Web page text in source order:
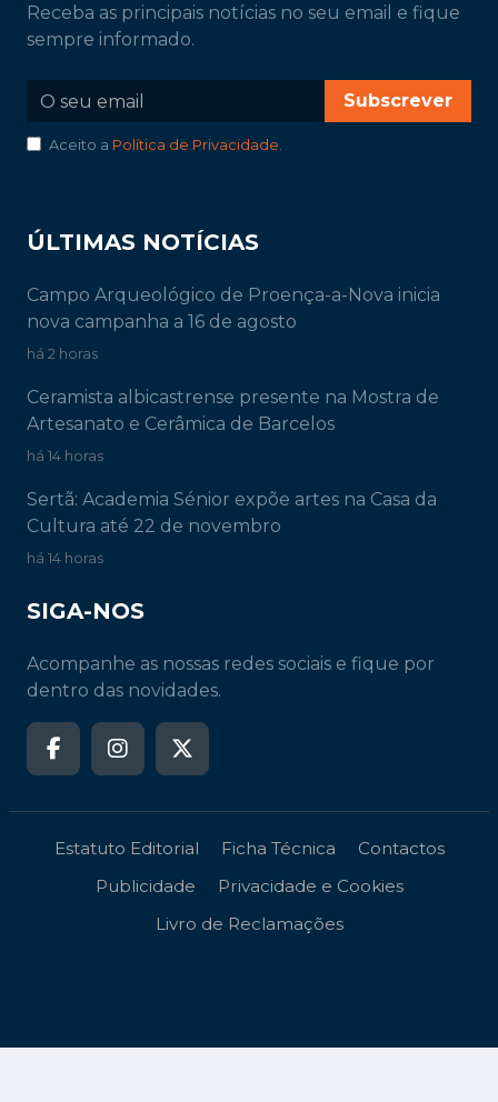
Receba as principais notícias no seu email e fique
sempre informado.
Subscrever
Aceito a Política de Privacidade.
ÚLTIMAS NOTÍCIAS
Campo Arqueológico de Proença-a-Nova inicia
nova campanha a 16 de agosto
há 2 horas
Ceramista albicastrense presente na Mostra de
Artesanato e Cerâmica de Barcelos
há 14 horas
Sertã: Academia Sénior expõe artes na Casa da
Cultura até 22 de novembro
há 14 horas
SIGA-NOS
Acompanhe as nossas redes sociais e fique por
dentro das novidades.
Estatuto Editorial Ficha Técnica
Contactos
Publicidade
Privacidade e Cookies
Livro de Reclamações